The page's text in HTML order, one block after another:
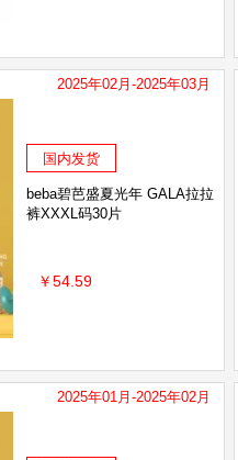
2025年02月-2025年03月
国内发货
beba碧芭盛夏光年 GALA拉拉
裤XXXL码30片
￥54.59
2025年01月-2025年02月